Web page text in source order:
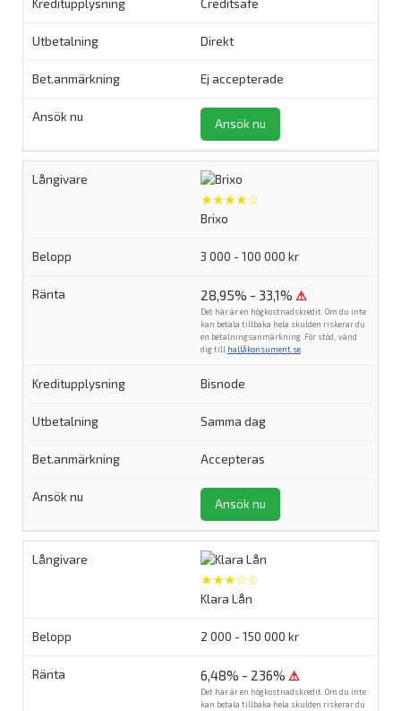
Creditsafe
Direkt
Ej accepterade
Ansök nu
★★★★☆
Brixo
3 000 - 100 000 kr
28,95% - 33,1% ⚠
Det här är en högkostnadskredit. Om du inte
kan betala tillbaka hela skulden riskerar du
en betalningsanmärkning. För stöd, vänd
dig till hallåkonsument.se
Bisnode
Samma dag
Accepteras
Ansök nu
★★★☆☆
Klara Lån
2 000 - 150 000 kr
6,48% - 236% ⚠
Det här är en högkostnadskredit. Om du inte
kan betala tillbaka hela skulden riskerar du